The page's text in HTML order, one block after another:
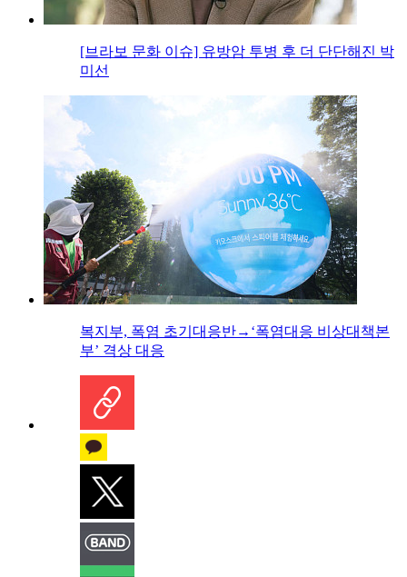
[브라보 문화 이슈] 유방암 투병 후 더 단단해진 박
미선
복지부, 폭염 초기대응반→‘폭염대응 비상대책본
부’ 격상 대응